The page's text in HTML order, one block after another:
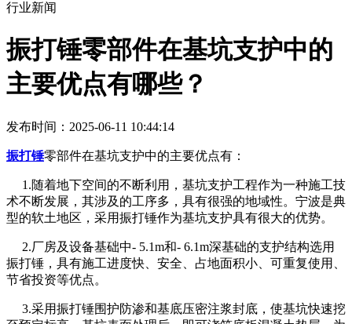
行业新闻
振打锤零部件在基坑支护中的
主要优点有哪些？
发布时间：2025-06-11 10:44:14
振打锤零部件在基坑支护中的主要优点有：
1.随着地下空间的不断利用，基坑支护工程作为一种施工技
术不断发展，其涉及的工序多，具有很强的地域性。宁波是典
型的软土地区，采用振打锤作为基坑支护具有很大的优势。
2.厂房及设备基础中- 5.1m和- 6.1m深基础的支护结构选用
振打锤，具有施工进度快、安全、占地面积小、可重复使用、
节省投资等优点。
3.采用振打锤围护防渗和基底压密注浆封底，使基坑快速挖